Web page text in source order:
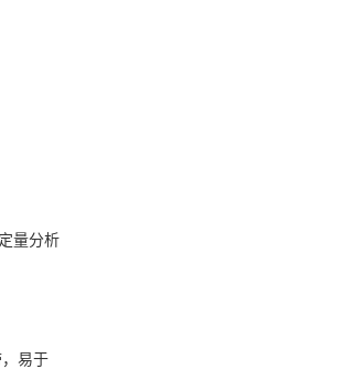
量分析
易于